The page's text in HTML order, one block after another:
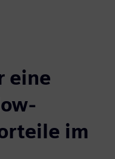
eine
im